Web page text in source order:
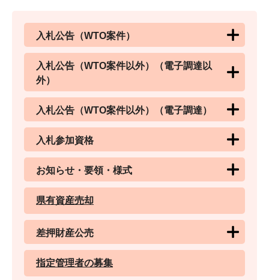
入札公告（WTO案件）
入札公告（WTO案件以外）（電子調達以
外）
入札公告（WTO案件以外）（電子調達）
入札参加資格
お知らせ・要領・様式
県有資産売却
差押財産公売
指定管理者の募集